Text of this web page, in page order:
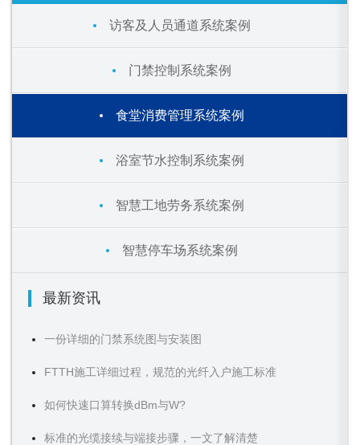
访客及人员通道系统案例
门禁控制系统案例
食堂消费管理系统案例
浴室节水控制系统案例
智慧工地劳务系统案例
智慧停车场系统案例
最新资讯
一份详细的门禁系统图与安装图
FTTH施工详细过程，规范的光纤入户施工标准
如何快速口算转换dBm与W?
标准的光缆接续与端接步骤，一文了解清楚